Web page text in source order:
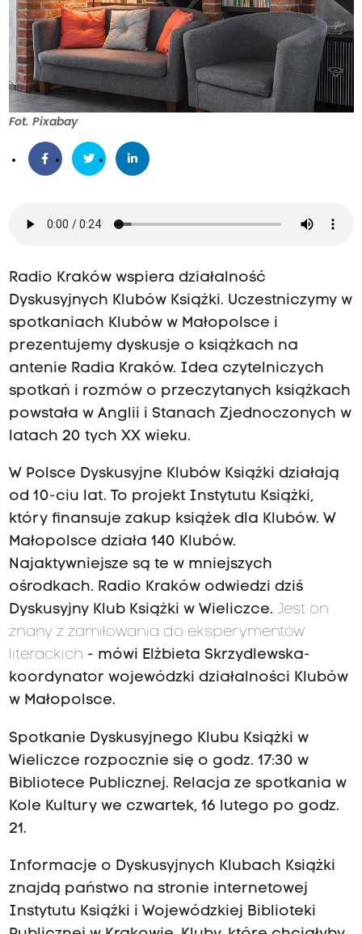
Fot. Pixabay
Radio Kraków wspiera działalność
Dyskusyjnych Klubów Książki. Uczestniczymy w
spotkaniach Klubów w Małopolsce i
prezentujemy dyskusje o książkach na
antenie Radia Kraków. Idea czytelniczych
spotkań i rozmów o przeczytanych książkach
powstała w Anglii i Stanach Zjednoczonych w
latach 20 tych XX wieku.
W Polsce Dyskusyjne Klubów Książki działają
od 10-ciu lat. To projekt Instytutu Książki,
który finansuje zakup książek dla Klubów. W
Małopolsce działa 140 Klubów.
Najaktywniejsze są te w mniejszych
ośrodkach. Radio Kraków odwiedzi dziś
Dyskusyjny Klub Książki w Wieliczce. Jest on
znany z zamiłowania do eksperymentów
literackich - mówi Elżbieta Skrzydlewska-
koordynator wojewódzki działalności Klubów
w Małopolsce.
Spotkanie Dyskusyjnego Klubu Książki w
Wieliczce rozpocznie się o godz. 17:30 w
Bibliotece Publicznej. Relacja ze spotkania w
Kole Kultury we czwartek, 16 lutego po godz.
21.
Informacje o Dyskusyjnych Klubach Książki
znajdą państwo na stronie internetowej
Instytutu Książki i Wojewódzkiej Biblioteki